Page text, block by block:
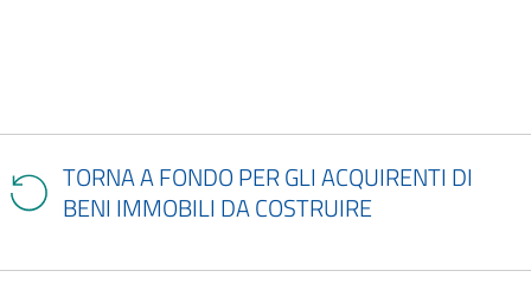
TORNA A FONDO PER GLI ACQUIRENTI DI
BENI IMMOBILI DA COSTRUIRE